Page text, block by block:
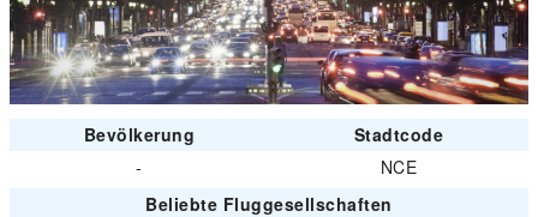
Bevölkerung
Stadtcode
-
NCE
Beliebte Fluggesellschaften